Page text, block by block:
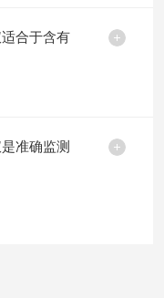
合于含有
准确监测